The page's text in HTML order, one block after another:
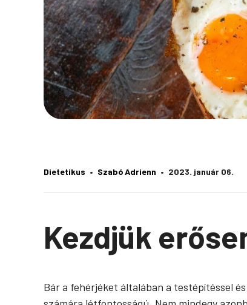
Dietetikus Szabó Adrienn 2023. január 06.
Kezdjük
Bár a fehérjéket általában a testépítéssel